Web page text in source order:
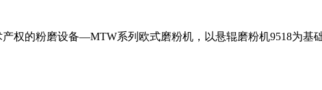
权的粉磨设备—MTW系列欧式磨粉机，以悬辊磨粉机9518为基